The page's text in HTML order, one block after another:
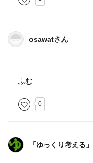
osawatさん
ふむ
0
「ゆっくり考える